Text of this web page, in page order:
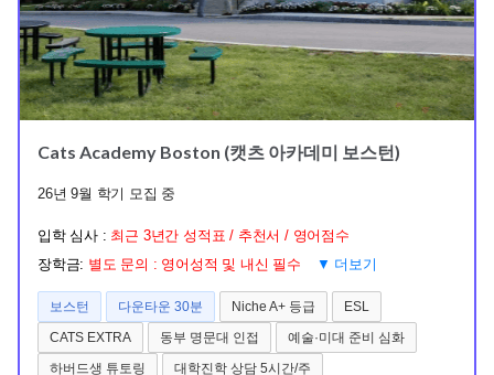
Cats Academy Boston (캣츠 아카데미 보스턴)
26년 9월 학기 모집 중
입학 심사 : 최근 3년간 성적표 / 추천서 / 영어점수
장학금: 별도 문의 : 영어성적 및 내신 필수 ▼ 더보기
보스턴 다운타운 30분 Niche A+ 등급
ESL
CATS EXTRA
동부 명문대 인접
예술·미대 준비 심화
하버드생 튜토링
대학진학 상담 5시간/주